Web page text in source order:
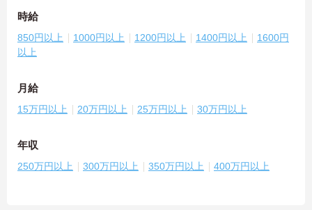
時給
850円以上 1000円以上 1200円以上 1400円以上
1600円
以上
月給
15万円以上 20万円以上 25万円以上 30万円以上
年収
250万円以上 300万円以上 350万円以上 400万円以上